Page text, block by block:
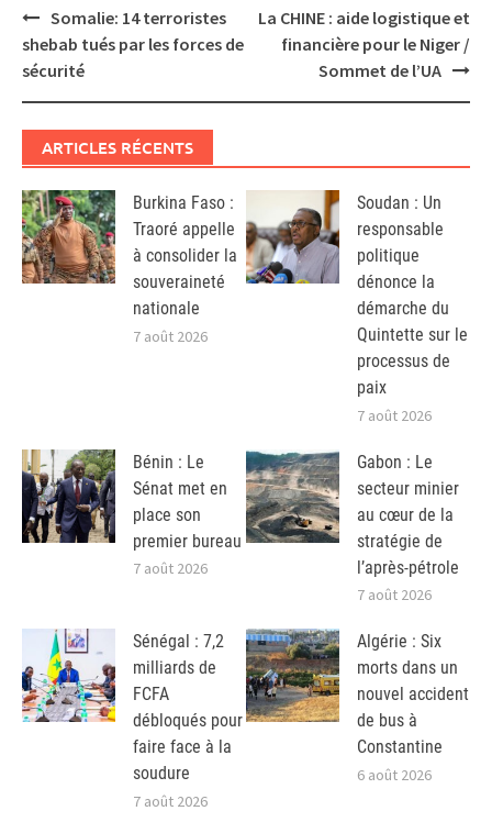
Post
navigation
Somalie: 14 terroristes
shebab tués par les forces de
sécurité
La CHINE : aide logistique et
financière pour le Niger /
Sommet de l’UA
ARTICLES RÉCENTS
Burkina Faso :
Traoré appelle
à consolider la
souveraineté
nationale
7 août 2026
Soudan : Un
responsable
politique
dénonce la
démarche du
Quintette sur le
processus de
paix
7 août 2026
Bénin : Le
Sénat met en
place son
premier bureau
7 août 2026
Gabon : Le
secteur minier
au cœur de la
stratégie de
l’après-pétrole
7 août 2026
Sénégal : 7,2
milliards de
FCFA
débloqués pour
faire face à la
soudure
7 août 2026
Algérie : Six
morts dans un
nouvel accident
de bus à
Constantine
6 août 2026